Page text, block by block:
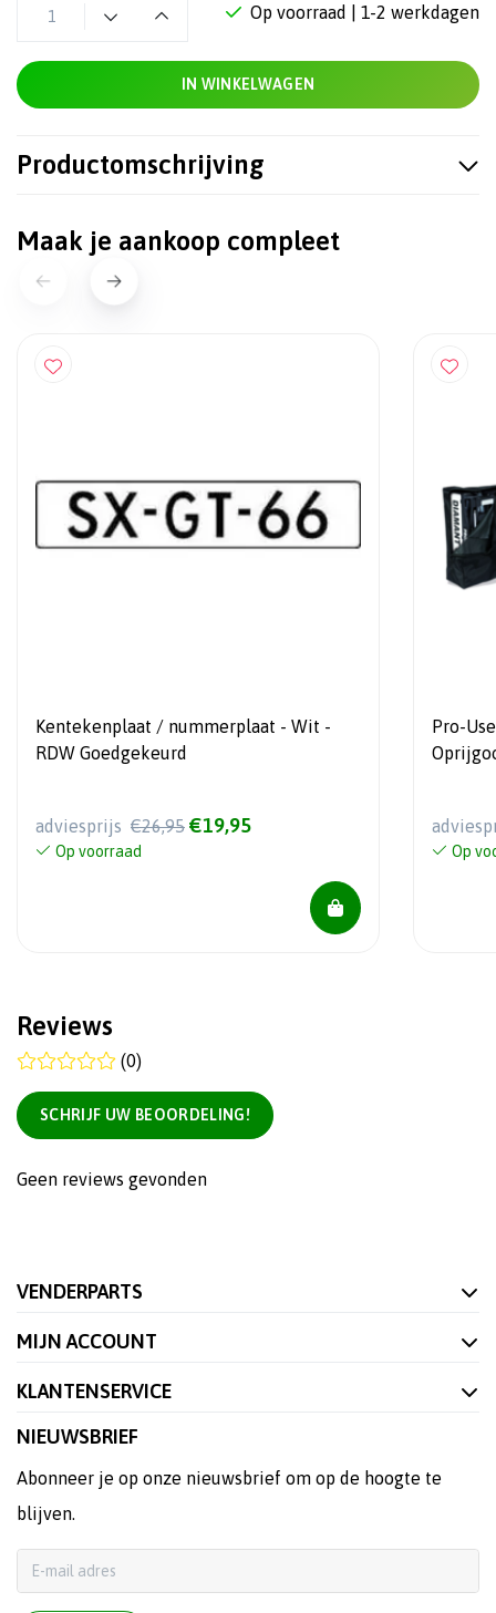
Op voorraad | 1-2 werkdagen
IN WINKELWAGEN
Productomschrijving
Maak je aankoop compleet
Kentekenplaat / nummerplaat - Wit -
RDW Goedgekeurd
adviesprijs €26,95 €19,95
Op voorraad
Pro-User
Op
Reviews
(0)
SCHRIJF UW BEOORDELING!
Geen reviews gevonden
VENDERPARTS
MIJN ACCOUNT
KLANTENSERVICE
NIEUWSBRIEF
Abonneer je op onze nieuwsbrief om op de hoogte te
blijven.